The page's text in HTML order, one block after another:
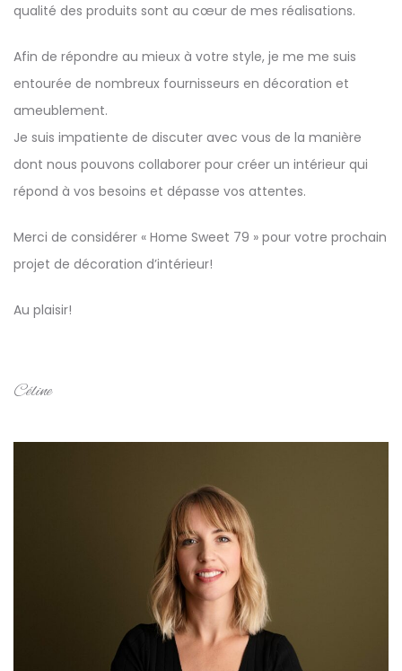
qualité des produits sont au cœur de mes réalisations.
Afin de répondre au mieux à votre style, je me me suis
entourée de nombreux fournisseurs en décoration et
ameublement.
Je suis impatiente de discuter avec vous de la manière
dont nous pouvons collaborer pour créer un intérieur qui
répond à vos besoins et dépasse vos attentes.
Merci de considérer « Home Sweet 79 » pour votre prochain
projet de décoration d’intérieur!
Au plaisir!
Céline